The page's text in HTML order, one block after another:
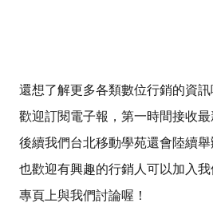
還想了解更多各類數位行銷的資訊
歡迎訂閱電子報，第一時間接收最
後續我們台北移動學苑還會陸續舉
也歡迎有興趣的行銷人可以加入
專頁上與我們討論喔！